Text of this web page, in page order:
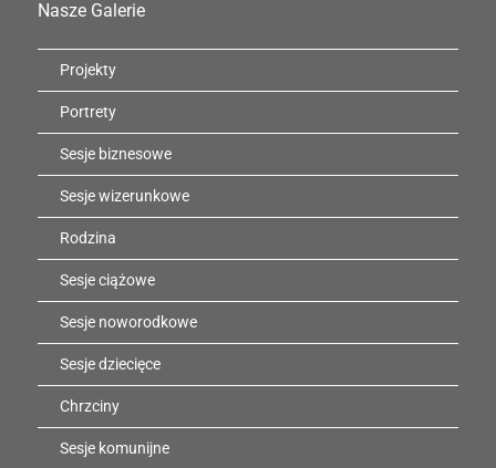
Nasze Galerie
Projekty
Portrety
Sesje biznesowe
Sesje wizerunkowe
Rodzina
Sesje ciążowe
Sesje noworodkowe
Sesje dziecięce
Chrzciny
Sesje komunijne